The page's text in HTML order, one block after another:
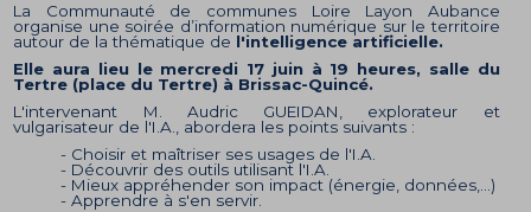
La Communauté de communes Loire Layon Aubance
organise une soirée d’information numérique sur le territoire
autour de la thématique de l'intelligence artificielle.
Elle aura lieu le mercredi 17 juin à 19 heures, salle du
Tertre (place du Tertre) à Brissac-Quincé.
L'intervenant M. Audric GUEIDAN, explorateur et
vulgarisateur de l'I.A., abordera les points suivants :
- Choisir et maîtriser ses usages de l'I.A.
- Découvrir des outils utilisant l'I.A.
- Mieux appréhender son impact (énergie, données,...)
- Apprendre à s'en servir.